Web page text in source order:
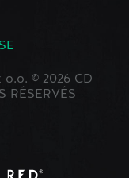
o.o. © 2026 CD
RÉSERVÉS